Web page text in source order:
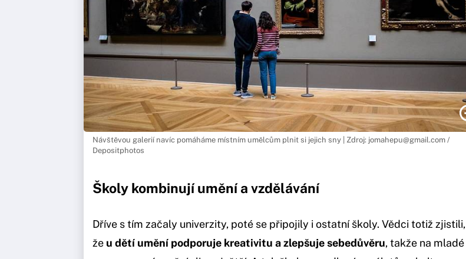
Návštěvou galerií navíc pomáháme místním umělcům plnit si jejich sny | Zdroj: jomahepu@gmail.com /
Depositphotos
Školy kombinují umění a vzdělávání
Dříve s tím začaly univerzity, poté se připojily i ostatní školy. Vědci totiž zjistili,
že u dětí umění podporuje kreativitu a zlepšuje sebedůvěru, takže na mladé